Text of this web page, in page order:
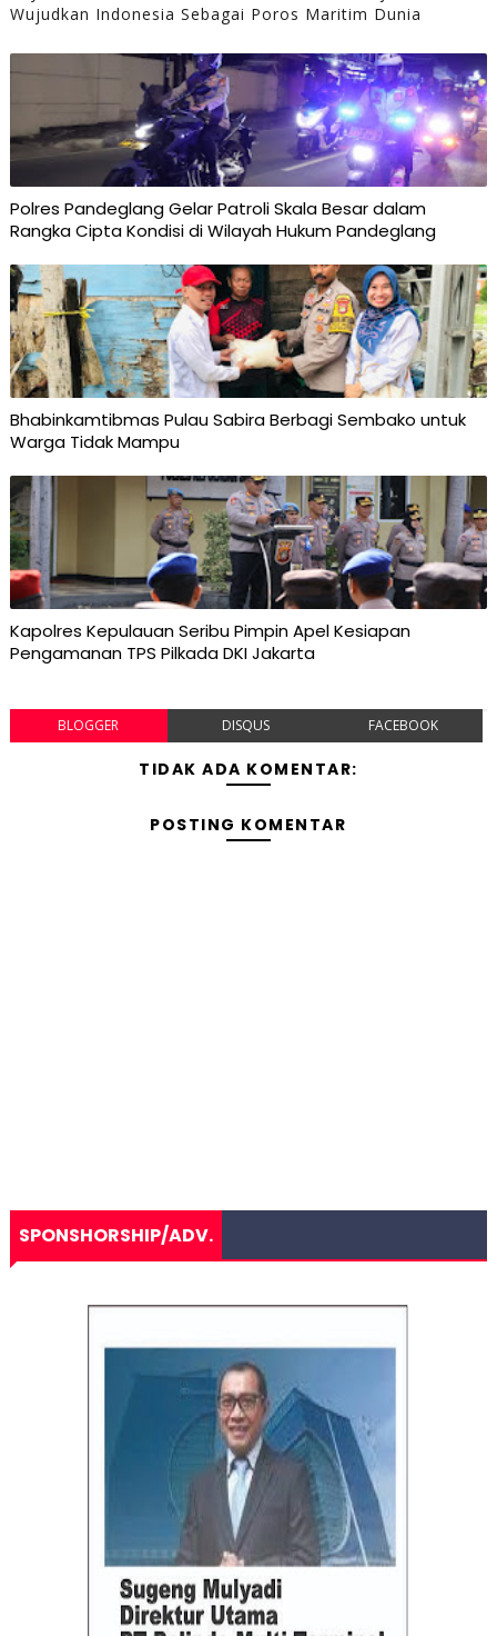
Wujudkan Indonesia Sebagai Poros Maritim Dunia
Polres Pandeglang Gelar Patroli Skala Besar dalam
Rangka Cipta Kondisi di Wilayah Hukum Pandeglang
Bhabinkamtibmas Pulau Sabira Berbagi Sembako untuk
Warga Tidak Mampu
Kapolres Kepulauan Seribu Pimpin Apel Kesiapan
Pengamanan TPS Pilkada DKI Jakarta
BLOGGER DISQUS FACEBOOK
TIDAK ADA KOMENTAR:
POSTING KOMENTAR
SPONSHORSHIP/ADV.